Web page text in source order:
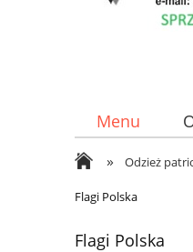
Menu
Odzież
» Odzież
Flagi Polska
Flagi Polska